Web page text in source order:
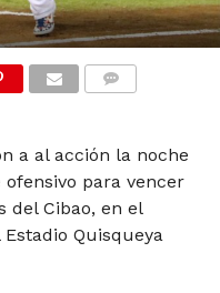
a al acción la noche
para vencer
del Cibao, en el
Quisqueya